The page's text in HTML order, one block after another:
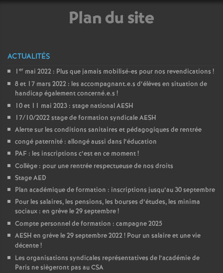
r
l
é
n
s
T
o
Plan du site
ACTUALITÉS
1 er mai 2022 : Plus que jamais mobilisé-es pour nos revendications !
8 et 17 mars 2022 : les accompagnant.e.s d’élèves en situation de
handicap également concerné.e.s !
10 et 11 mai 2023 : stage national AESH
17/10/2022 stage de formation syndicale AESH
Alerte sur les conditions sanitaires et pédagogiques de rentrée
congé paternité : allongé aussi dans l’éducation
PAF : les inscriptions c’est en ce moment!
Collège : pour une rentrée respectueuse de nos droits
Stage AED
Plan académique de formation : inscriptions jusqu’au 30 septembre
Pour les salaires, les pensions, les bourses d’études, les minima
sociaux : en grève le 29 septembre!
Compte personnel de formation : campagne 2025
AESH en grève le 29 septembre 2022! Pour un salaire et une vie
décente!
Les organisations syndicales représentatives de l’académie de
Paris ne siègeront pas au CSA